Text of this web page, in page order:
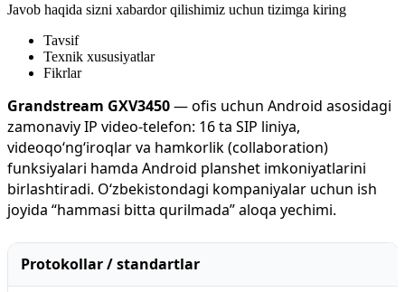
Javob haqida sizni xabardor qilishimiz uchun tizimga kiring
Tavsif
Texnik xususiyatlar
Fikrlar
Grandstream GXV3450— ofis uchun Android asosidagi
zamonaviy IP video-telefon: 16 ta SIP liniya,
videoqo‘ng‘iroqlar va hamkorlik (collaboration)
funksiyalari hamda Android planshet imkoniyatlarini
birlashtiradi. O‘zbekistondagi kompaniyalar uchun ish
joyida “hammasi bitta qurilmada” aloqa yechimi.
Protokollar / standartlar